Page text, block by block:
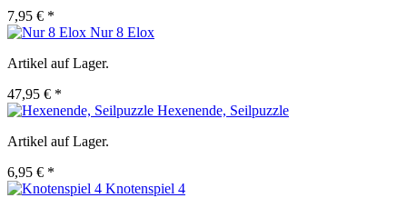
7,95 € *
Nur 8 Elox
Artikel auf Lager.
47,95 € *
Hexenende, Seilpuzzle
Artikel auf Lager.
6,95 € *
Knotenspiel 4